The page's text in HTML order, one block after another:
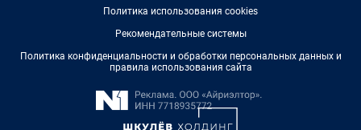
Политика использования cookies
Рекомендательные системы
Политика конфиденциальности и обработки персональных данных и
правила использования сайта